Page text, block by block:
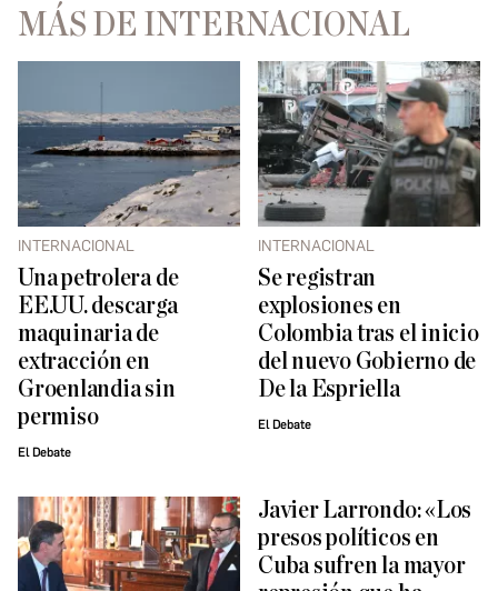
MÁS DE INTERNACIONAL
INTERNACIONAL
Una petrolera de
EE.UU. descarga
maquinaria de
extracción en
Groenlandia sin
permiso
El Debate
INTERNACIONAL
Se registran
explosiones en
Colombia tras el inicio
del nuevo Gobierno de
De la Espriella
El Debate
Javier Larrondo: «Los
presos políticos en
Cuba sufren la mayor